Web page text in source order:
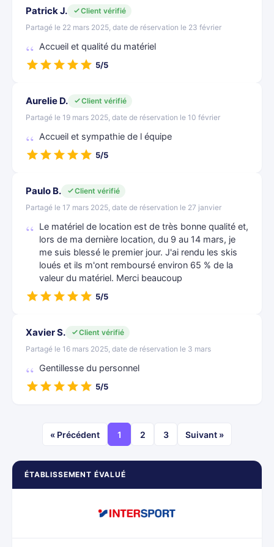
ÉTABLISSEMENT ÉVALUÉ
Patrick J.
Client vérifié
Partagé le 22 mars 2025, date de réservation le 23 février
Accueil et qualité du matériel
5/5
Aurelie D.
Client vérifié
Partagé le 19 mars 2025, date de réservation le 10 février
Accueil et sympathie de l équipe
5/5
Paulo B.
Client vérifié
Partagé le 17 mars 2025, date de réservation le 27 janvier
Le matériel de location est de très bonne qualité et,
lors de ma dernière location, du 9 au 14 mars, je
me suis blessé le premier jour. J'ai rendu les skis
loués et ils m'ont remboursé environ 65 % de la
valeur du matériel. Merci beaucoup
5/5
Xavier S.
Client vérifié
Partagé le 16 mars 2025, date de réservation le 3 mars
Gentillesse du personnel
5/5
« Précédent 1 2 3 Suivant »